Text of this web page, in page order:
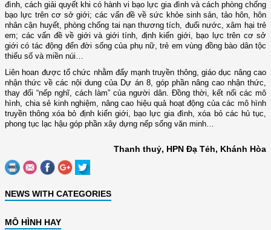
đình, cách giải quyết khi có hành vi bạo lực gia đình và cách phòng chống
bạo lực trên cơ sở giới; các vấn đề về sức khỏe sinh sản, tảo hôn, hôn
nhân cận huyết, phòng chống tai nạn thương tích, đuối nước, xâm hại trẻ
em; các vấn đề về giới và giới tính, định kiến giới, bạo lực trên cơ sở
giới có tác động đến đời sống của phụ nữ, trẻ em vùng đồng bào dân tộc
thiểu số và miền núi…
Liên hoan được tổ chức nhằm đẩy mạnh truyền thông, giáo dục nâng cao
nhận thức về các nội dung của Dự án 8, góp phần nâng cao nhận thức,
thay đổi “nếp nghĩ, cách làm” của người dân. Đồng thời, kết nối các mô
hình, chia sẻ kinh nghiệm, nâng cao hiệu quả hoạt động của các mô hình
truyền thông xóa bỏ định kiến giới, bạo lực gia đình, xóa bỏ các hủ tục,
phong tục lạc hậu góp phần xây dựng nếp sống văn minh…
Thanh thuỷ, HPN Đạ Tẻh, Khánh Hòa
NEWS WITH CATEGORIES
MÔ HÌNH HAY